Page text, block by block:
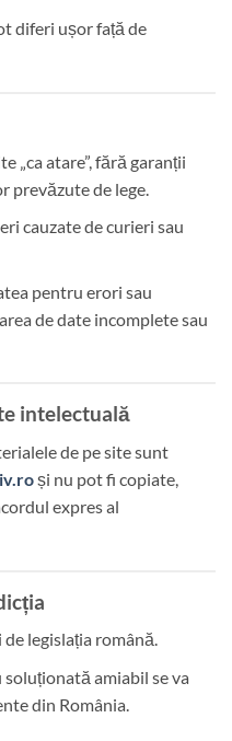
diferi ușor față de
„ca atare”, fără garanții
prevăzute de lege.
cauzate de curieri sau
pentru erori sau
de date incomplete sau
intelectuală
de pe site sunt
și nu pot fi copiate,
expres al
legislația română.
amiabil se va
din România.